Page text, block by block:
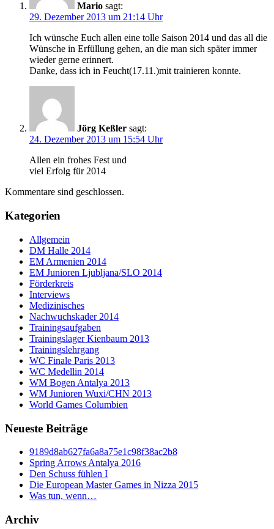
Mario sagt:
29. Dezember 2013 um 21:14 Uhr
Ich wünsche Euch allen eine tolle Saison 2014 und das all die
Wünsche in Erfüllung gehen, an die man sich später immer
wieder gerne erinnert.
Danke, dass ich in Feucht(17.11.)mit trainieren konnte.
Jörg Keßler sagt:
24. Dezember 2013 um 15:54 Uhr
Allen ein frohes Fest und
viel Erfolg für 2014
Kommentare sind geschlossen.
Kategorien
Allgemein
DM Halle 2014
EM Armenien 2014
EM Junioren Ljubljana/SLO 2014
Förderkreis
Interviews
Medizinisches
Nachwuchskader 2014
Trainingsaufgaben
Trainingslager Kienbaum 2013
Trainingslehrgang
WC Finale Paris 2013
WC Medellin 2014
WM Bogen Antalya 2013
WM Junioren Wuxi/CHN 2013
World Games Columbien
Neueste Beiträge
9189d8ab627fa6a8a75e1c98f38ac2b8
Spring Arrows Antalya 2016
Den Schuss fühlen I
Die European Master Games in Nizza 2015
Was tun, wenn…
Archiv